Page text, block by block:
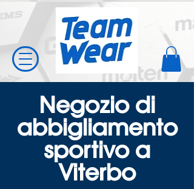
Negozio di
abbigliamento
sportivo a
Viterbo